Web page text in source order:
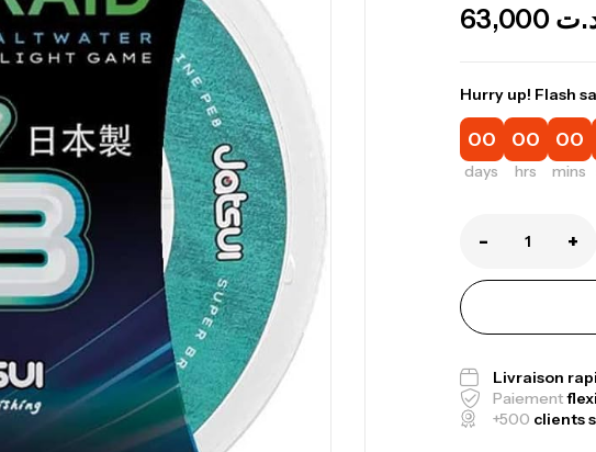
63,000
Hurry up! Flash
00
days
00
hrs
00
mins
- +
Livraison
Paiement
+500 clients